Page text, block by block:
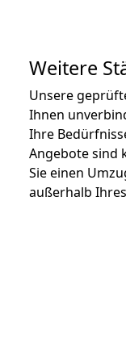
Weitere
Unsere
Ihnen
Ihre
Angebote sind
Sie einen
außerhalb